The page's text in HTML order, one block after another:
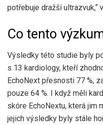
potřebuje dražší ultrazvuk,“
Co tento
Výsledky této studie byly
s 13 kardiology, kteří
EchoNext přesnosti 77 %,
pouze 64 %. I když měli
skóre EchoNextu, která jim
jejich výsledky byly stále